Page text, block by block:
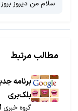
سلام من دیروز
مطالب مرتبط
برنامه
بلک‌بری